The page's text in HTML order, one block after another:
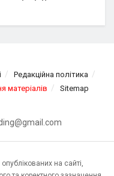
Редакційна політика
матеріалів Sitemap
на сайті,